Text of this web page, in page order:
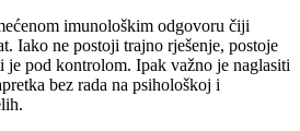
imunološkim odgovoru čiji
Iako ne postoji trajno rješenje, postoje
je pod kontrolom. Ipak važno je naglasiti
bez rada na psihološkoj i